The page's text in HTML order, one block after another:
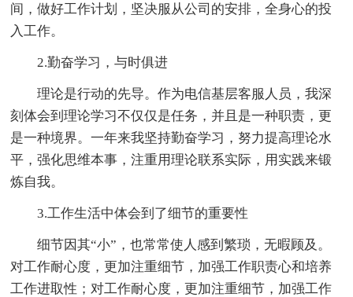
间，做好工作计划，坚决服从公司的安排，全身心的投
入工作。
2.勤奋学习，与时俱进
理论是行动的先导。作为电信基层客服人员，我深
刻体会到理论学习不仅仅是任务，并且是一种职责，更
是一种境界。一年来我坚持勤奋学习，努力提高理论水
平，强化思维本事，注重用理论联系实际，用实践来锻
炼自我。
3.工作生活中体会到了细节的重要性
细节因其“小”，也常常使人感到繁琐，无暇顾及。
对工作耐心度，更加注重细节，加强工作职责心和培养
工作进取性；对工作耐心度，更加注重细节，加强工作